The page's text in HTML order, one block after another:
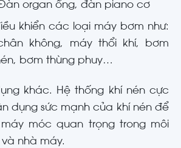
organ ống, đàn piano cơ
khiển các loại máy bơm như:
không, máy thổi khí, bơm
bơm thùng phuy…
khác. Hệ thống khí nén cực
dụng sức mạnh của khí nén để
móc quan trọng trong môi
nhà máy.